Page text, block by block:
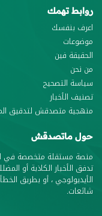
روابط تهمك
اعرف بنفسك
موضوعات
الحقيقة فين
من نحن
سياسة التصحيح
تصنيف الأخبار
منهجية متصدقش لتدقيق
حول ماتصدقش
منصة مستقلة متخصصة في
تدفق الأخبار الكاذبة أو
الأيديولوجي ، أو بطريق
شائعات.